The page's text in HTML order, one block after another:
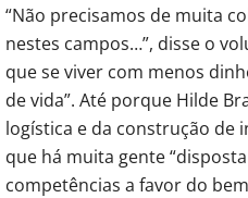
“Não precisamos de muita
nestes campos…”, disse o
que se viver com menos
de vida”. Até porque Hilde
logística e da construção de
que há muita gente
competências a favor do